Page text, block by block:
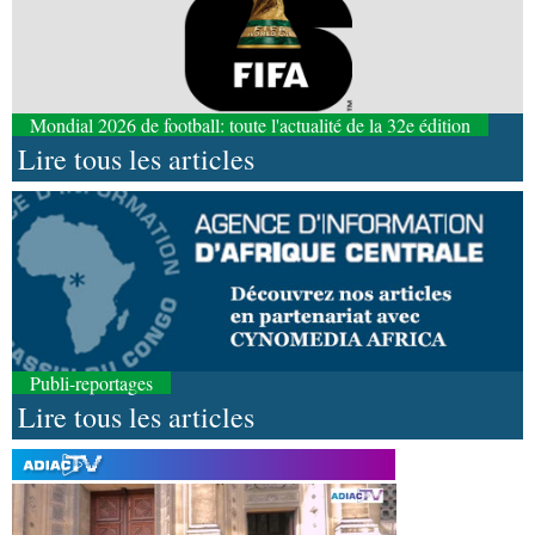
Mondial 2026 de football: toute l'actualité de la 32e édition
Lire tous les articles
Publi-reportages
Lire tous les articles
09-08-2026 17:26
Afrique-MondeÉducation catholique : le Scéam
veut bâtir une stratégie africaine à l’horizon 2031